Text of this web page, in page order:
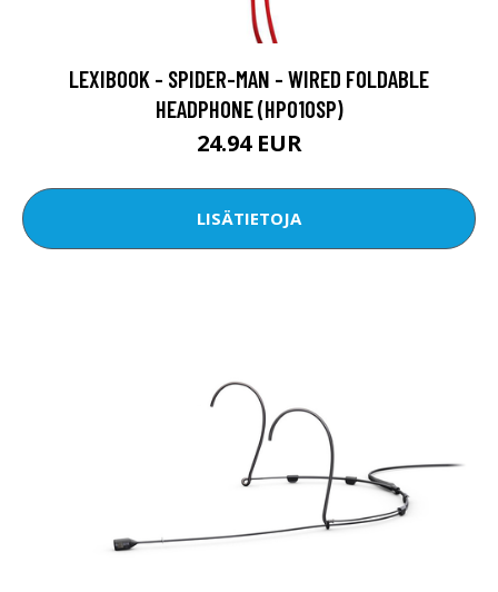
LEXIBOOK - SPIDER-MAN - WIRED FOLDABLE
HEADPHONE (HP010SP)
24.94 EUR
LISÄTIETOJA